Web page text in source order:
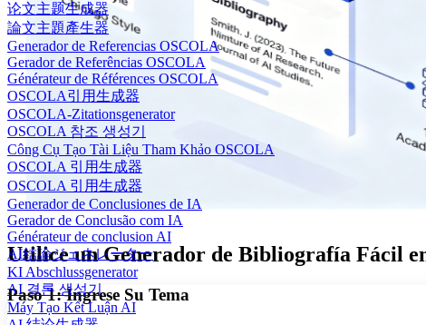
论文主题生成器
論文主題產生器
Generador de Referencias OSCOLA
Gerador de Referências OSCOLA
Générateur de Références OSCOLA
OSCOLA引用生成器
OSCOLA-Zitationsgenerator
OSCOLA 참조 생성기
Công Cụ Tạo Tài Liệu Tham Khảo OSCOLA
OSCOLA 引用生成器
OSCOLA 引用生成器
Generador de Conclusiones de IA
Gerador de Conclusão com IA
Générateur de conclusion AI
AI結論ジェネレーター
KI Abschlussgenerator
AI 결론 생성기
Máy Tạo Kết Luận AI
Utilice un Generador de Bibliografía Fácil
Paso 1: Ingrese Su Tema